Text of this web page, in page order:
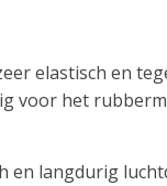
elastisch en
voor het
langdurig